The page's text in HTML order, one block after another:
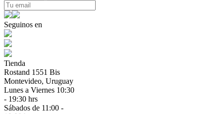
Seguinos en
Tienda
Rostand 1551 Bis
Montevideo, Uruguay
Lunes a Viernes 10:30
- 19:30 hrs
Sábados de 11:00 -